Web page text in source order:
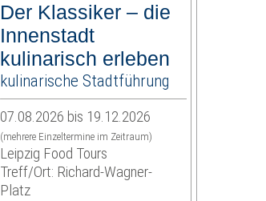
Der Klassiker – die
Innenstadt
kulinarisch erleben
kulinarische Stadtführung
07.08.2026 bis 19.12.2026
(mehrere Einzeltermine im Zeitraum)
Leipzig Food Tours
Treff/Ort: Richard-Wagner-
Platz